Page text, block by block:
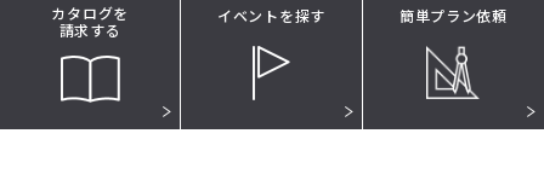
カタログを
請求する
イベントを探す 簡単プラン依頼